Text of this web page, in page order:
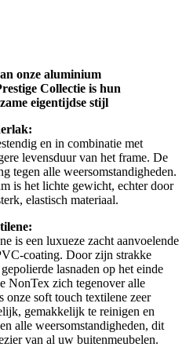
onze aluminium
Collectie is hun
eigentijdse stijl
en in combinatie met
levensduur van het frame. De
tegen alle weersomstandigheden.
is het lichte gewicht, echter door
elastisch materiaal.
is een luxueze zacht aanvoelende
coating. Door zijn strakke
lasnaden op het einde
NonTex zich tegenover alle
onze soft touch textilene zeer
gemakkelijk te reinigen en
alle weersomstandigheden, dit
van al uw buitenmeubelen.